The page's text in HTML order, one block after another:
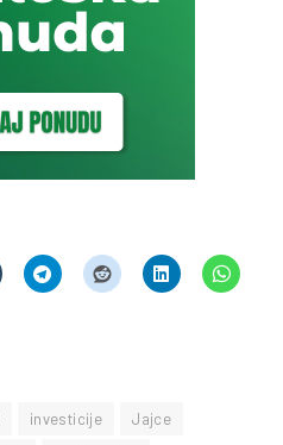
investicije
Jajce